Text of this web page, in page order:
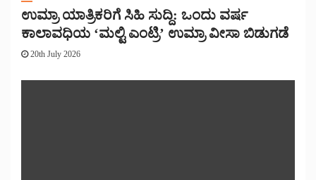
ಉಮ್ರಾ ಯಾತ್ರಿಕರಿಗೆ ಸಿಹಿ ಸುದ್ದಿ: ಒಂದು ವರ್ಷ
ಕಾಲಾವಧಿಯ ‘ಮಲ್ಟಿ ಎಂಟ್ರಿ’ ಉಮ್ರಾ ವೀಸಾ ಬಿಡುಗಡೆ
20th July 2026